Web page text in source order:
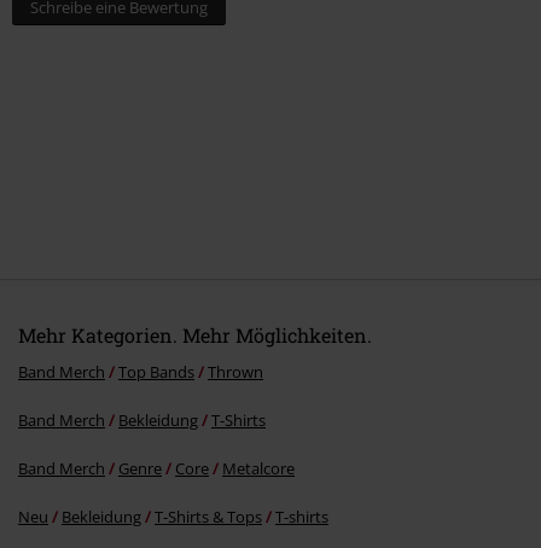
Schreibe eine Bewertung
Mehr Kategorien. Mehr Möglichkeiten.
Band Merch Top Bands Thrown
Band Merch Bekleidung T-Shirts
Band Merch Genre Core Metalcore
Neu Bekleidung T-Shirts & Tops T-shirts